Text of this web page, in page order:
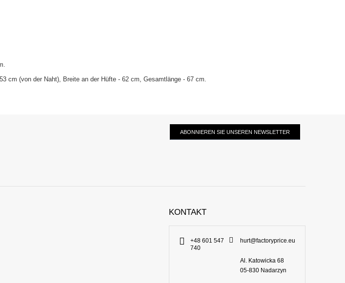
.
cm (von der Naht), Breite an der Hüfte - 62 cm, Gesamtlänge - 67 cm.
ABONNIEREN SIE UNSEREN NEWSLETTER
KONTAKT
+48 601 547
740
hurt@factoryprice.eu
Al. Katowicka 68
05-830 Nadarzyn